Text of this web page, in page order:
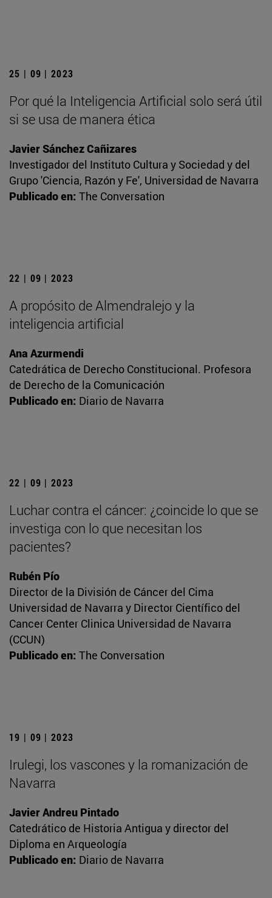
25 | 09 | 2023
Por qué la Inteligencia Artificial solo será útil
si se usa de manera ética
Javier Sánchez Cañizares
Investigador del Instituto Cultura y Sociedad y del
Grupo 'Ciencia, Razón y Fe', Universidad de Navarra
Publicado en: The Conversation
22 | 09 | 2023
A propósito de Almendralejo y la
inteligencia artificial
Ana Azurmendi
Catedrática de Derecho Constitucional. Profesora
de Derecho de la Comunicación
Publicado en: Diario de Navarra
22 | 09 | 2023
Luchar contra el cáncer: ¿coincide lo que se
investiga con lo que necesitan los
pacientes?
Rubén Pío
Director de la División de Cáncer del Cima
Universidad de Navarra y Director Científico del
Cancer Center Clinica Universidad de Navarra
(CCUN)
Publicado en: The Conversation
19 | 09 | 2023
Irulegi, los vascones y la romanización de
Navarra
Javier Andreu Pintado
Catedrático de Historia Antigua y director del
Diploma en Arqueología
Publicado en: Diario de Navarra